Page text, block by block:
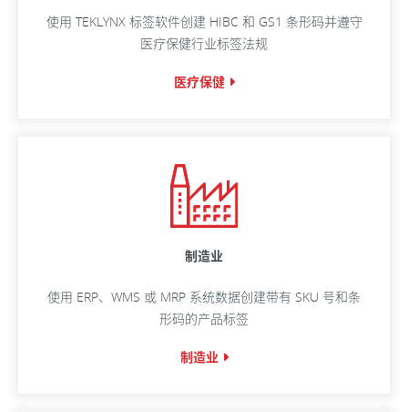
使用 TEKLYNX 标签软件创建 HIBC 和 GS1 条形码并遵守
医疗保健行业标签法规
医疗保健
制造业
使用 ERP、WMS 或 MRP 系统数据创建带有 SKU 号和条
形码的产品标签
制造业